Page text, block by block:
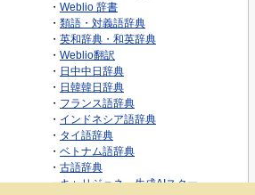
・ Weblio 辞書
・ 類語・対義語辞典
・ 英和辞典・和英辞典
・ Weblio翻訳
・ 日中中日辞典
・ 日韓韓日辞典
・ フランス語辞典
・ インドネシア語辞典
・ タイ語辞典
・ ベトナム語辞典
・ 古語辞典
・キャリジェネ～生成AIスクー